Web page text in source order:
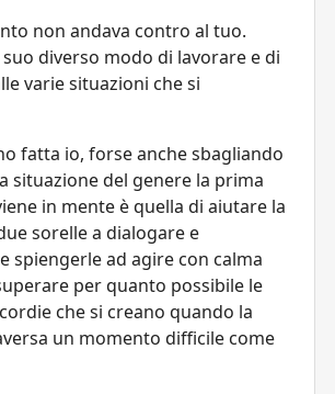
non andava contro al tuo.
diverso modo di lavorare e di
varie situazioni che si
fatta io, forse anche sbagliando
situazione del genere la prima
in mente è quella di aiutare la
sorelle a dialogare e
spiengerle ad agire con calma
per quanto possibile le
che si creano quando la
un momento difficile come